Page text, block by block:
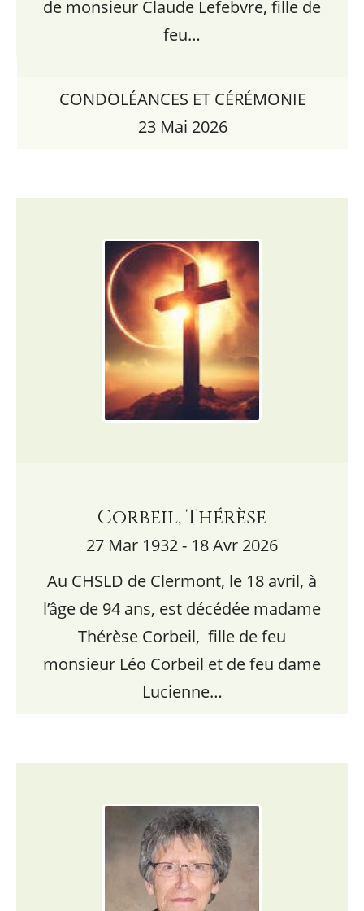
de monsieur Claude Lefebvre, fille de
feu…
CONDOLÉANCES ET CÉRÉMONIE
23 Mai 2026
Corbeil, Thérèse
27 Mar 1932 - 18 Avr 2026
Au CHSLD de Clermont, le 18 avril, à
l’âge de 94 ans, est décédée madame
Thérèse Corbeil, fille de feu
monsieur Léo Corbeil et de feu dame
Lucienne…